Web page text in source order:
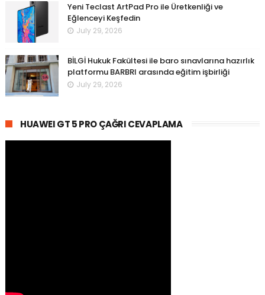
Yeni Teclast ArtPad Pro ile Üretkenliği ve
Eğlenceyi Keşfedin
July 29, 2026
BİLGİ Hukuk Fakültesi ile baro sınavlarına hazırlık
platformu BARBRI arasında eğitim işbirliği
July 29, 2026
HUAWEI GT 5 PRO ÇAĞRI CEVAPLAMA